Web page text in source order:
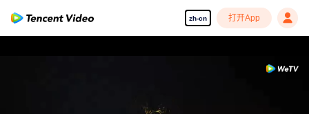
zh-cn 打开App